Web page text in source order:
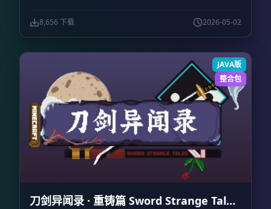
全感。
处理，极大削弱甚至移除了诸如吸血、高额回血、伤害免
疫、远程免疫以及群体控制等不合理抗性。这些改动彻底
都能在战斗中获得切实的回馈与乐趣。
8,656 下载 2026-05-02
JAVA版
整合包
刀剑异闻录 · 重铸篇 Sword Strange Tales